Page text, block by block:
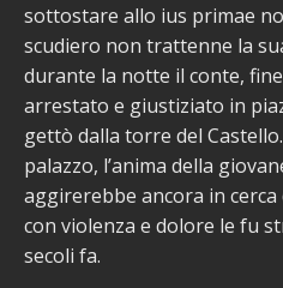
sottostare allo ius primae
scudiero non trattenne la
durante la notte il conte,
arrestato e giustiziato in
gettò dalla torre del
palazzo, l’anima della
aggirerebbe ancora in cerca
con violenza e dolore le fu
secoli fa.